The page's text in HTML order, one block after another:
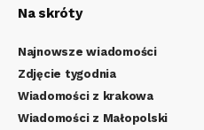
Na skróty
Najnowsze wiadomości
Zdjęcie tygodnia
Wiadomości z krakowa
Wiadomości z Małopolski